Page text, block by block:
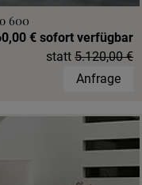
600
€ sofort verfügbar
statt 5.120,00 €
Anfrage